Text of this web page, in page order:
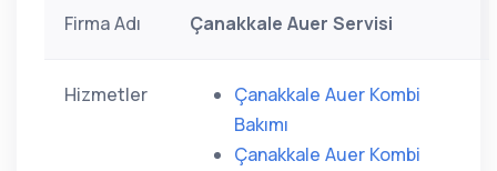
Firma Adı Çanakkale Auer Servisi
Hizmetler
Çanakkale Auer Kombi
Bakımı
Çanakkale Auer Kombi